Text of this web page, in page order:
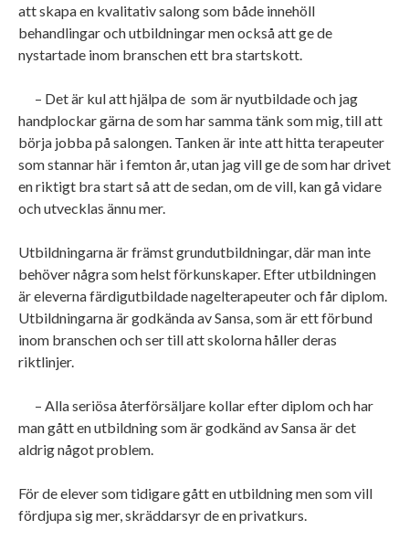
att skapa en kvalitativ salong som både innehöll
behandlingar och utbildningar men också att ge de
nystartade inom branschen ett bra startskott.
– Det är kul att hjälpa de som är nyutbildade och jag
handplockar gärna de som har samma tänk som mig, till att
börja jobba på salongen. Tanken är inte att hitta terapeuter
som stannar här i femton år, utan jag vill ge de som har drivet
en riktigt bra start så att de sedan, om de vill, kan gå vidare
och utvecklas ännu mer.
Utbildningarna är främst grundutbildningar, där man inte
behöver några som helst förkunskaper. Efter utbildningen
är eleverna färdigutbildade nagelterapeuter och får diplom.
Utbildningarna är godkända av Sansa, som är ett förbund
inom branschen och ser till att skolorna håller deras
riktlinjer.
– Alla seriösa återförsäljare kollar efter diplom och har
man gått en utbildning som är godkänd av Sansa är det
aldrig något problem.
För de elever som tidigare gått en utbildning men som vill
fördjupa sig mer, skräddarsyr de en privatkurs.